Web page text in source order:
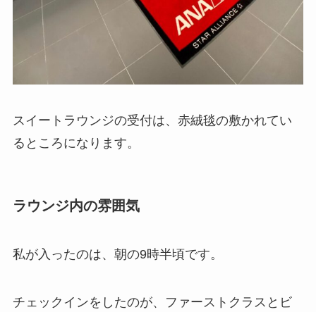
スイートラウンジの受付は、赤絨毯の敷かれてい
るところになります。
ラウンジ内の雰囲気
私が入ったのは、朝の9時半頃です。
チェックインをしたのが、ファーストクラスとビ